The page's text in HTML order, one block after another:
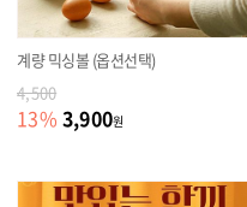
계량 믹싱볼 (옵션선택)
4,500
13% 3,900원